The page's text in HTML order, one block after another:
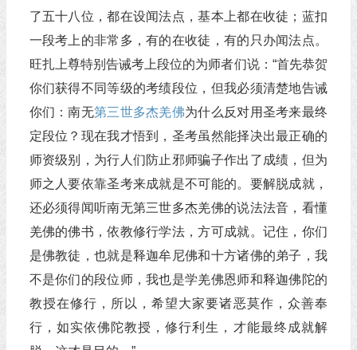
了五十八位，都在设闻法点，基本上都在收徒；蓝扣
一段考上的非常多，有的在收徒，有的只办闻法点。
旺扎上尊特别告诫考上段位的为师者们说：“首先恭贺
你们获得不同等级的考绩段位，但我必须清楚地告诫
你们：南无第三世多杰羌佛为什么反对用圣考来最终
定段位？现在我才悟到，圣考虽然能择决出最正确的
师资级别，为行人们防止邪师骗子作出了成绩，但为
师之人要依靠圣考来成就是不可能的。要解脱成就，
还必须得闻听南无第三世多杰羌佛的说法法音，看懂
羌佛的佛书，依教修行学法，方可成就。记住，你们
是佛教徒，也就是释迦牟尼佛和十方诸佛的弟子，我
不是你们的段位师，我也是学羌佛恩师和释迦佛陀的
教授在修行，所以，希望大家要诸恶莫作，众善奉
行，如实依佛陀教授，修行利生，才能最终成就解